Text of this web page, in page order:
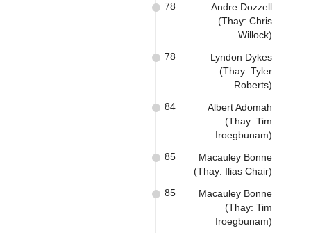
Andre Dozzell
(Thay: Chris
Willock)
78
Lyndon Dykes
(Thay: Tyler
Roberts)
78
Albert Adomah
(Thay: Tim
Iroegbunam)
84
Macauley Bonne
(Thay: Ilias Chair)
85
Macauley Bonne
(Thay: Tim
Iroegbunam)
85